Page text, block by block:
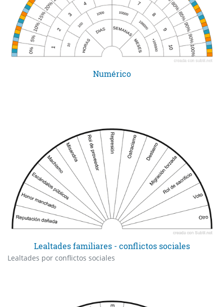
Numérico
Lealtades familiares - conflictos sociales
Lealtades por conflictos sociales